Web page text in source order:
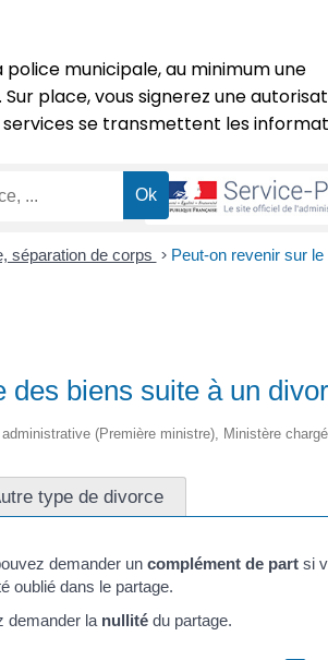
municipale, au minimum une
place, vous signerez une
se transmettent les
séparation de corps > Peut-on revenir sur le
des biens suite à un
(Première ministre), Ministère
type de divorce
demander un complément de part si
oublié dans le partage.
demander la nullité du partage.